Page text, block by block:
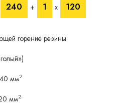
240 + 1 х 120
горение резины
мм2
мм2